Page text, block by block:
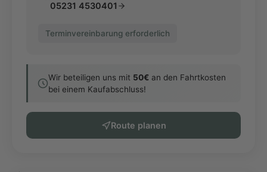
05231 4530401
Terminvereinbarung erforderlich
Wir beteiligen uns mit 50€ an den Fahrtkosten
bei einem Kaufabschluss!
Route planen